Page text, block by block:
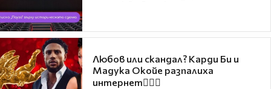
Любов или скандал? Карди Би и
Мадука Окойе разпалиха
интернет❤️‍🔥🔥